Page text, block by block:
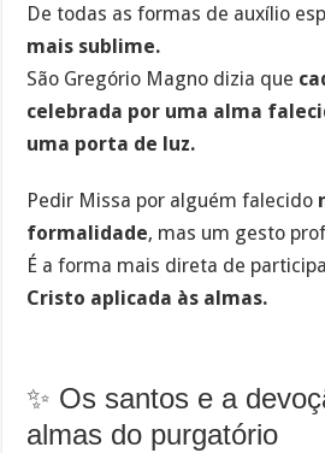
De todas as formas de auxílio
mais sublime.
São Gregório Magno dizia que
celebrada por uma alma
uma porta de luz.
Pedir Missa por alguém falecido
formalidade, mas um gesto
É a forma mais direta de
Cristo aplicada às almas.
✨ Os santos e a
almas do purgatório